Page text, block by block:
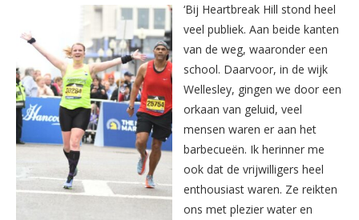
‘Bij Heartbreak Hill stond heel
veel publiek. Aan beide kanten
van de weg, waaronder een
school. Daarvoor, in de wijk
Wellesley, gingen we door een
orkaan van geluid, veel
mensen waren er aan het
barbecueën. Ik herinner me
ook dat de vrijwilligers heel
enthousiast waren. Ze reikten
ons met plezier water en